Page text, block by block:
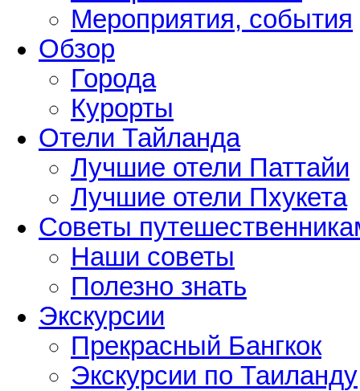
Мероприятия, события
Обзор
Города
Курорты
Отели Тайланда
Лучшие отели Паттайи
Лучшие отели Пхукета
Советы
Наши советы
Полезно знать
Экскурсии
Прекрасный Бангкок
Экскурсии по Таиланду